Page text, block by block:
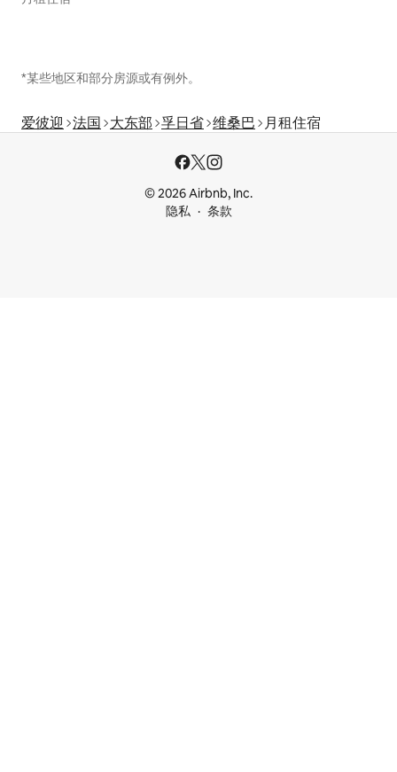
*某些地区和部分房源或有例外。
爱彼迎 法国 大东部 孚日省 维桑巴 月租住宿
© 2026 Airbnb, Inc.
隐私
条款